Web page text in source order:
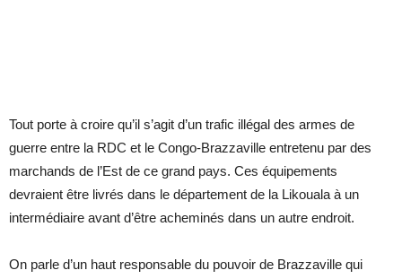
Tout porte à croire qu’il s’agit d’un trafic illégal des armes de
guerre entre la RDC et le Congo-Brazzaville entretenu par des
marchands de l’Est de ce grand pays. Ces équipements
devraient être livrés dans le département de la Likouala à un
intermédiaire avant d’être acheminés dans un autre endroit.
On parle d’un haut responsable du pouvoir de Brazzaville qui